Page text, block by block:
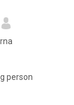
person